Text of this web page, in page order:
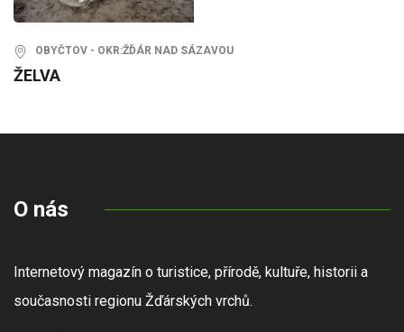
OBYČTOV - OKR:ŽĎÁR NAD SÁZAVOU
ŽELVA
O nás
Internetový magazín o turistice, přírodě, kultuře, historii a
současnosti regionu Žďárských vrchů.